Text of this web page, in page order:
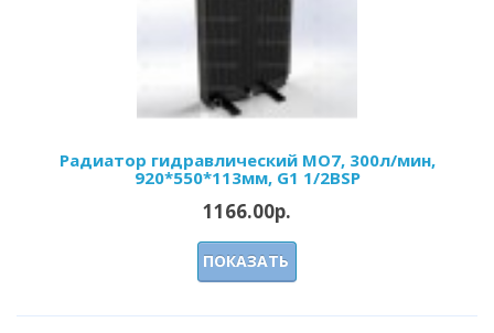
Радиатор гидравлический МО7, 300л/мин,
920*550*113мм, G1 1/2BSP
1166.00р.
ПОКАЗАТЬ